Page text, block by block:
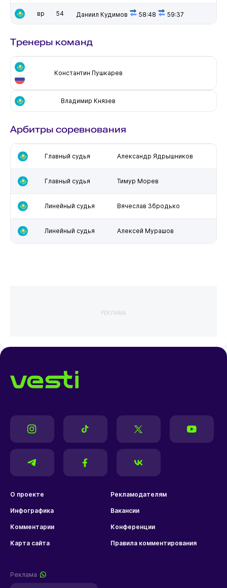
вр 54 Даниил Кудимов 58:48 59:37
Тренеры команд
Константин Пушкарев
Владимир Князев
Арбитры соревнования
Главный судья Александр Ядрышников
Главный судья Тимур Морев
Линейный судья Вячеслав Збродько
Линейный судья Алексей Мурашов
РЕКЛАМА
О проекте Рекламодателям
Инфографика Вакансии
Комментарии Конференции
Карта сайта Правила комментирования
Реклама